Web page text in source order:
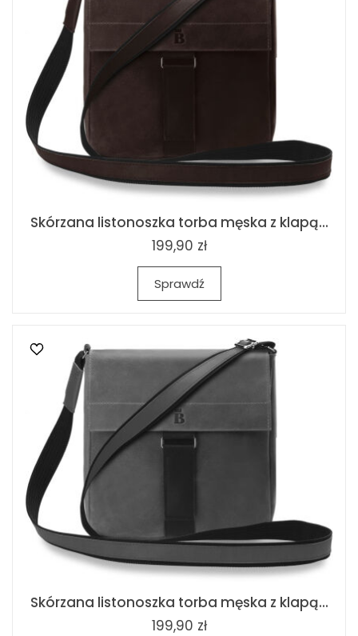
Skórzana listonoszka torba męska z klapą...
199,90 zł
Sprawdź
Skórzana listonoszka torba męska z klapą...
199,90 zł